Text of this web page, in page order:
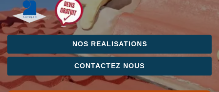
NOS REALISATIONS
CONTACTEZ NOUS